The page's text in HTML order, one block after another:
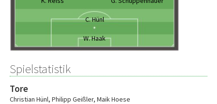
C. Hünl
W. Haak
Spielstatistik
Tore
Christian Hünl, Philipp Geißler, Maik Hoese